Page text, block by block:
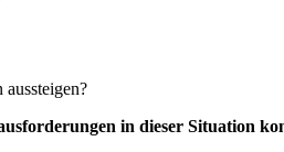
in dieser Situation